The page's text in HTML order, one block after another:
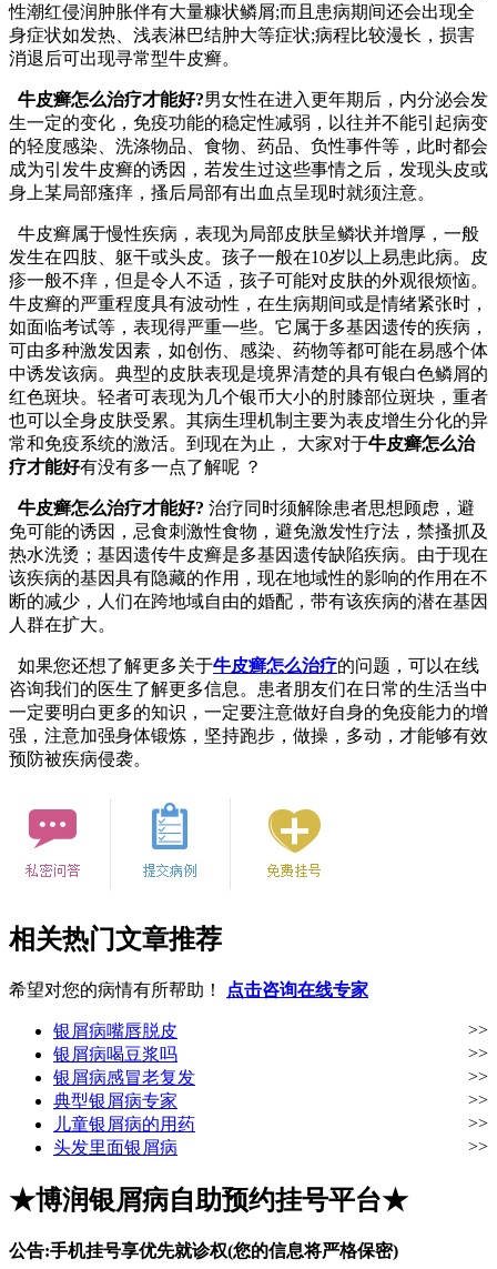
性潮红侵润肿胀伴有大量糠状鳞屑;而且患病期间还会出现全
身症状如发热、浅表淋巴结肿大等症状;病程比较漫长，损害
消退后可出现寻常型牛皮癣。
牛皮癣怎么治疗才能好?男女性在进入更年期后，内分泌会发
生一定的变化，免疫功能的稳定性减弱，以往并不能引起病变
的轻度感染、洗涤物品、食物、药品、负性事件等，此时都会
成为引发牛皮癣的诱因，若发生过这些事情之后，发现头皮或
身上某局部瘙痒，搔后局部有出血点呈现时就须注意。
牛皮癣属于慢性疾病，表现为局部皮肤呈鳞状并增厚，一般
发生在四肢、躯干或头皮。孩子一般在10岁以上易患此病。皮
疹一般不痒，但是令人不适，孩子可能对皮肤的外观很烦恼。
牛皮癣的严重程度具有波动性，在生病期间或是情绪紧张时，
如面临考试等，表现得严重一些。它属于多基因遗传的疾病，
可由多种激发因素，如创伤、感染、药物等都可能在易感个体
中诱发该病。典型的皮肤表现是境界清楚的具有银白色鳞屑的
红色斑块。轻者可表现为几个银币大小的肘膝部位斑块，重者
也可以全身皮肤受累。其病生理机制主要为表皮增生分化的异
常和免疫系统的激活。到现在为止， 大家对于牛皮癣怎么治
疗才能好有没有多一点了解呢 ？
牛皮癣怎么治疗才能好? 治疗同时须解除患者思想顾虑，避
免可能的诱因，忌食刺激性食物，避免激发性疗法，禁搔抓及
热水洗烫；基因遗传牛皮癣是多基因遗传缺陷疾病。由于现在
该疾病的基因具有隐藏的作用，现在地域性的影响的作用在不
断的减少，人们在跨地域自由的婚配，带有该疾病的潜在基因
人群在扩大。
如果您还想了解更多关于牛皮癣怎么治疗的问题，可以在线
咨询我们的医生了解更多信息。患者朋友们在日常的生活当中
一定要明白更多的知识，一定要注意做好自身的免疫能力的增
强，注意加强身体锻炼，坚持跑步，做操，多动，才能够有效
预防被疾病侵袭。
相关热门文章推荐
希望对您的病情有所帮助！ 点击咨询在线专家
银屑病嘴唇脱皮
>>
银屑病喝豆浆吗
>>
银屑病感冒老复发
>>
典型银屑病专家
>>
儿童银屑病的用药
>>
头发里面银屑病
>>
★博润银屑病自助预约挂号平台★
公告:手机挂号享优先就诊权(您的信息将严格保密)